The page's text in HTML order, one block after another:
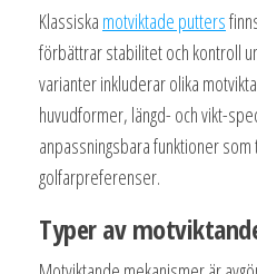
Klassiska motviktade putters
förbättrar stabilitet och kontroll
varianter inkluderar olika
huvudformer, längd- och vikt-
anpassningsbara funktioner
golfarpreferenser.
Typer av